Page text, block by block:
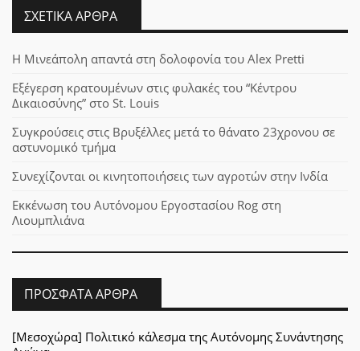
ΣΧΕΤΙΚΆ ΆΡΘΡΑ
Η Μινεάπολη απαντά στη δολοφονία του Alex Pretti
Εξέγερση κρατουμένων στις φυλακές του “Κέντρου
Δικαιοσύνης” στο St. Louis
Συγκρούσεις στις Βρυξέλλες μετά το θάνατο 23χρονου σε
αστυνομικό τμήμα
Συνεχίζονται οι κινητοποιήσεις των αγροτών στην Ινδία
Εκκένωση του Αυτόνομου Εργοστασίου Rog στη
Λιουμπλιάνα
ΠΡΌΣΦΑΤΑ ΆΡΘΡΑ
[Μεσοχώρα] Πολιτικό κάλεσμα της Αυτόνομης Συνάντησης